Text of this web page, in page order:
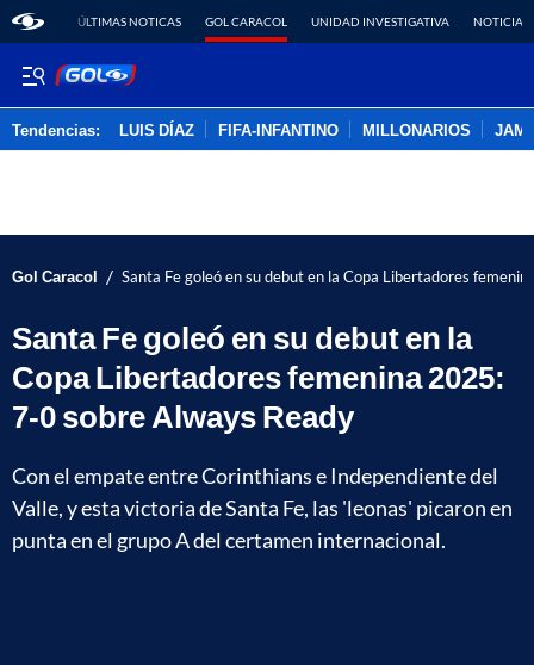
ÚLTIMAS NOTICAS GOL CARACOL UNIDAD INVESTIGATIVA NOTICIAS
Tendencias: LUIS DÍAZ FIFA-INFANTINO MILLONARIOS
Gol Caracol / Santa Fe goleó en su debut en la Copa Libertadores
Santa Fe goleó en su debut en la
Copa Libertadores femenina 2025:
7-0 sobre Always Ready
Con el empate entre Corinthians e Independiente del
Valle, y esta victoria de Santa Fe, las 'leonas' picaron en
punta en el grupo A del certamen internacional.